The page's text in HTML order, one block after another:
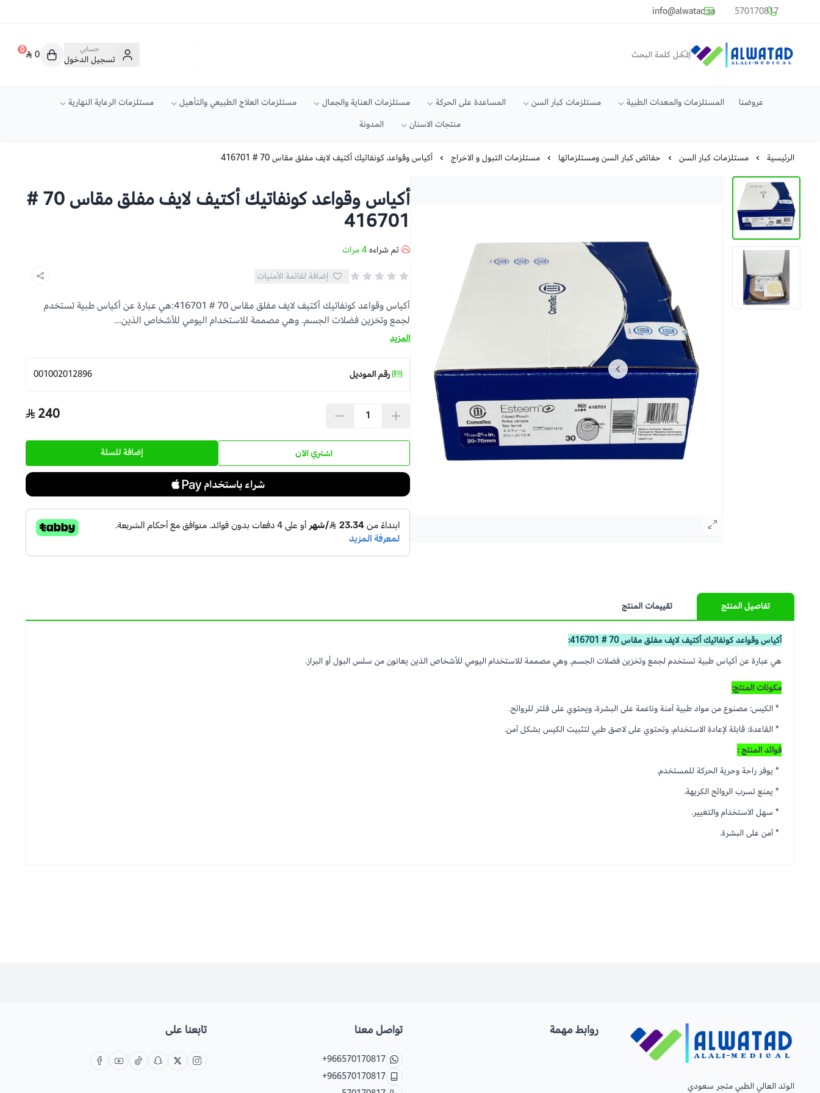
common.titles.skip_to_main_content
570170817
info@alwatad.sa
متجر الوتد العالي الطبي
حسابي
تسجيل الدخول
0 0
عروضنا المستلزمات والمعدات الطبية مستلزمات كبار السن المساعدة على الحركة مستلزمات العناية والجمال مستلزمات العلاج الطبيعي والتأهيل
مستلزمات الرعاية النهارية
منتجات الاسنان
المدونة
الرئيسية مستلزمات كبار السن حفائض كبار السن ومستلزماتها مستلزمات التبول و الاخراج أكياس وقواعد كونفاتيك أكتيف لايف مفلق مقاس 70 # 416701
أكياس وقواعد كونفاتيك أكتيف لايف مفلق مقاس 70 #
416701
تم شراءه4مرات
إضافة لقائمة الأمنيات
أكياس وقواعد كونفاتيك أكتيف لايف مفلق مقاس 70 # 416701:هي عبارة عن أكياس طبية تستخدم
لجمع وتخزين فضلات الجسم. وهي مصممة للاستخدام اليومي للأشخاص الذين...
المزيد
رقم الموديل 001002012896
240
إضافة للسلة اشتري الآن
تفاصيل المنتج تقييمات المنتج
أكياس وقواعد كونفاتيك أكتيف لايف مفلق مقاس 70 # 416701:
هي عبارة عن أكياس طبية تستخدم لجمع وتخزين فضلات الجسم. وهي مصممة للاستخدام اليومي للأشخاص الذين يعانون من سلس البول أو البراز.
مكونات المنتج:
* الكيس: مصنوع من مواد طبية آمنة وناعمة على البشرة، ويحتوي على فلتر للروائح.
* القاعدة: قابلة لإعادة الاستخدام، وتحتوي على لاصق طبي لتثبيت الكيس بشكل آمن.
فوائد المنتج :
* يوفر راحة وحرية الحركة للمستخدم.
* يمنع تسرب الروائح الكريهة.
* سهل الاستخدام والتغيير.
* آمن على البشرة.
الوتد العالي الطبي متجر سعودي
روابط مهمة تواصل معنا
+966570170817
+966570170817
تابعنا على